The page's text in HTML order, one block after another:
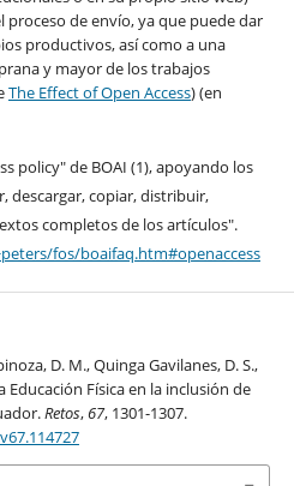
proceso de envío, ya que puede dar
productivos, así como a una
y mayor de los trabajos
The Effect of Open Access) (en
policy" de BOAI (1), apoyando los
descargar, copiar, distribuir,
completos de los artículos".
fos/boaifaq.htm#openaccess
D. M., Quinga Gavilanes, D. S.,
Educación Física en la inclusión de
Retos,67, 1301-1307.